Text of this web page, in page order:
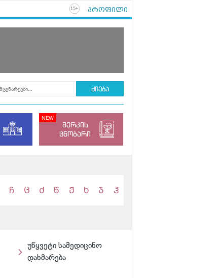
15+ პროფილი
მერკის
ცნობარი
ჩ ც ძ წ ჭ ხ ჯ ჰ
უწყვეტი სამედიცინო
დახმარება